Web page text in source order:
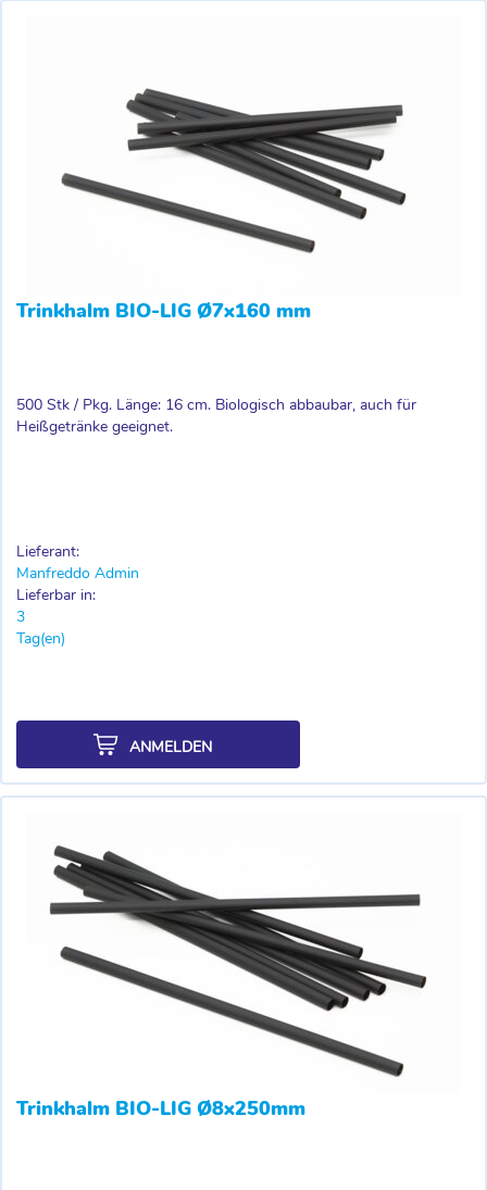
Trinkhalm BIO-LIG Ø7x160 mm
500 Stk / Pkg. Länge: 16 cm. Biologisch abbaubar, auch für
Heißgetränke geeignet.
Lieferant:
Manfreddo Admin
Lieferbar in:
3
Tag(en)
ANMELDEN
Trinkhalm BIO-LIG Ø8x250mm